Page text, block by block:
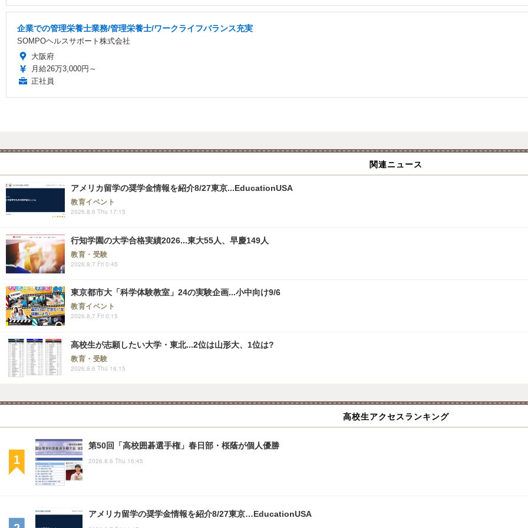
企業での管理栄養士業務/管理栄養士/ワークライフバランス充実
SOMPOヘルスサポート株式会社
大阪府
月給26万3,000円～
正社員
関連ニュース
アメリカ留学の奨学金情報を紹介8/27東京...EducationUSA
教育イベント
2026.8.6 Thu 17:15
行知学園の大学合格実績2026...東大55人、早慶149人
教育・受験
2026.8.7 Fri 0:45
東京都市大「科学体験教室」24の実験企画...小中向け9/6
教育イベント
2026.8.7 Fri 0:15
高校生が志願したい大学・東北...2位は山形大、1位は?
教育・受験
2026.8.6 Thu 16:15
高校生アクセスランキング
第50回「高校囲碁選手権」春日部・桜蔭が個人優勝
2026.8.6 Thu 16:45
アメリカ留学の奨学金情報を紹介8/27東京…EducationUSA